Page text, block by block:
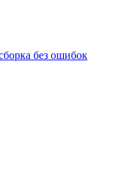
без ошибок